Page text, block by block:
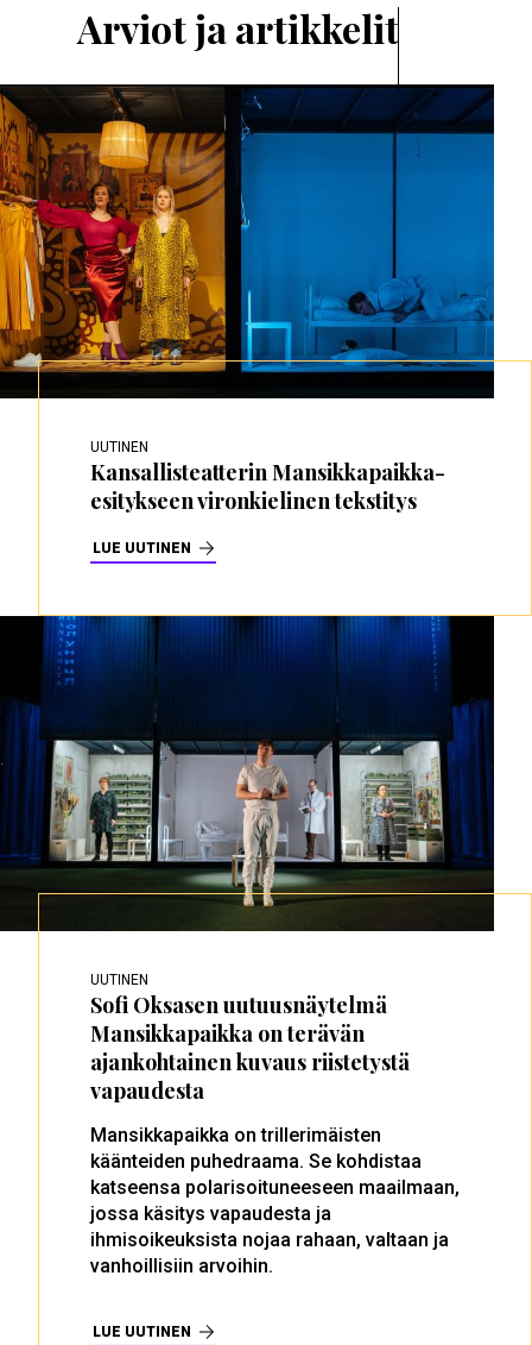
Arviot ja artikkelit
UUTINEN
Kansallisteatterin Mansikkapaikka-
esitykseen vironkielinen tekstitys
LUE UUTINEN
UUTINEN
Sofi Oksasen uutuusnäytelmä
Mansikkapaikka on terävän
ajankohtainen kuvaus riistetystä
vapaudesta
Mansikkapaikka on trillerimäisten
käänteiden puhedraama. Se kohdistaa
katseensa polarisoituneeseen maailmaan,
jossa käsitys vapaudesta ja
ihmisoikeuksista nojaa rahaan, valtaan ja
vanhoillisiin arvoihin.
LUE UUTINEN